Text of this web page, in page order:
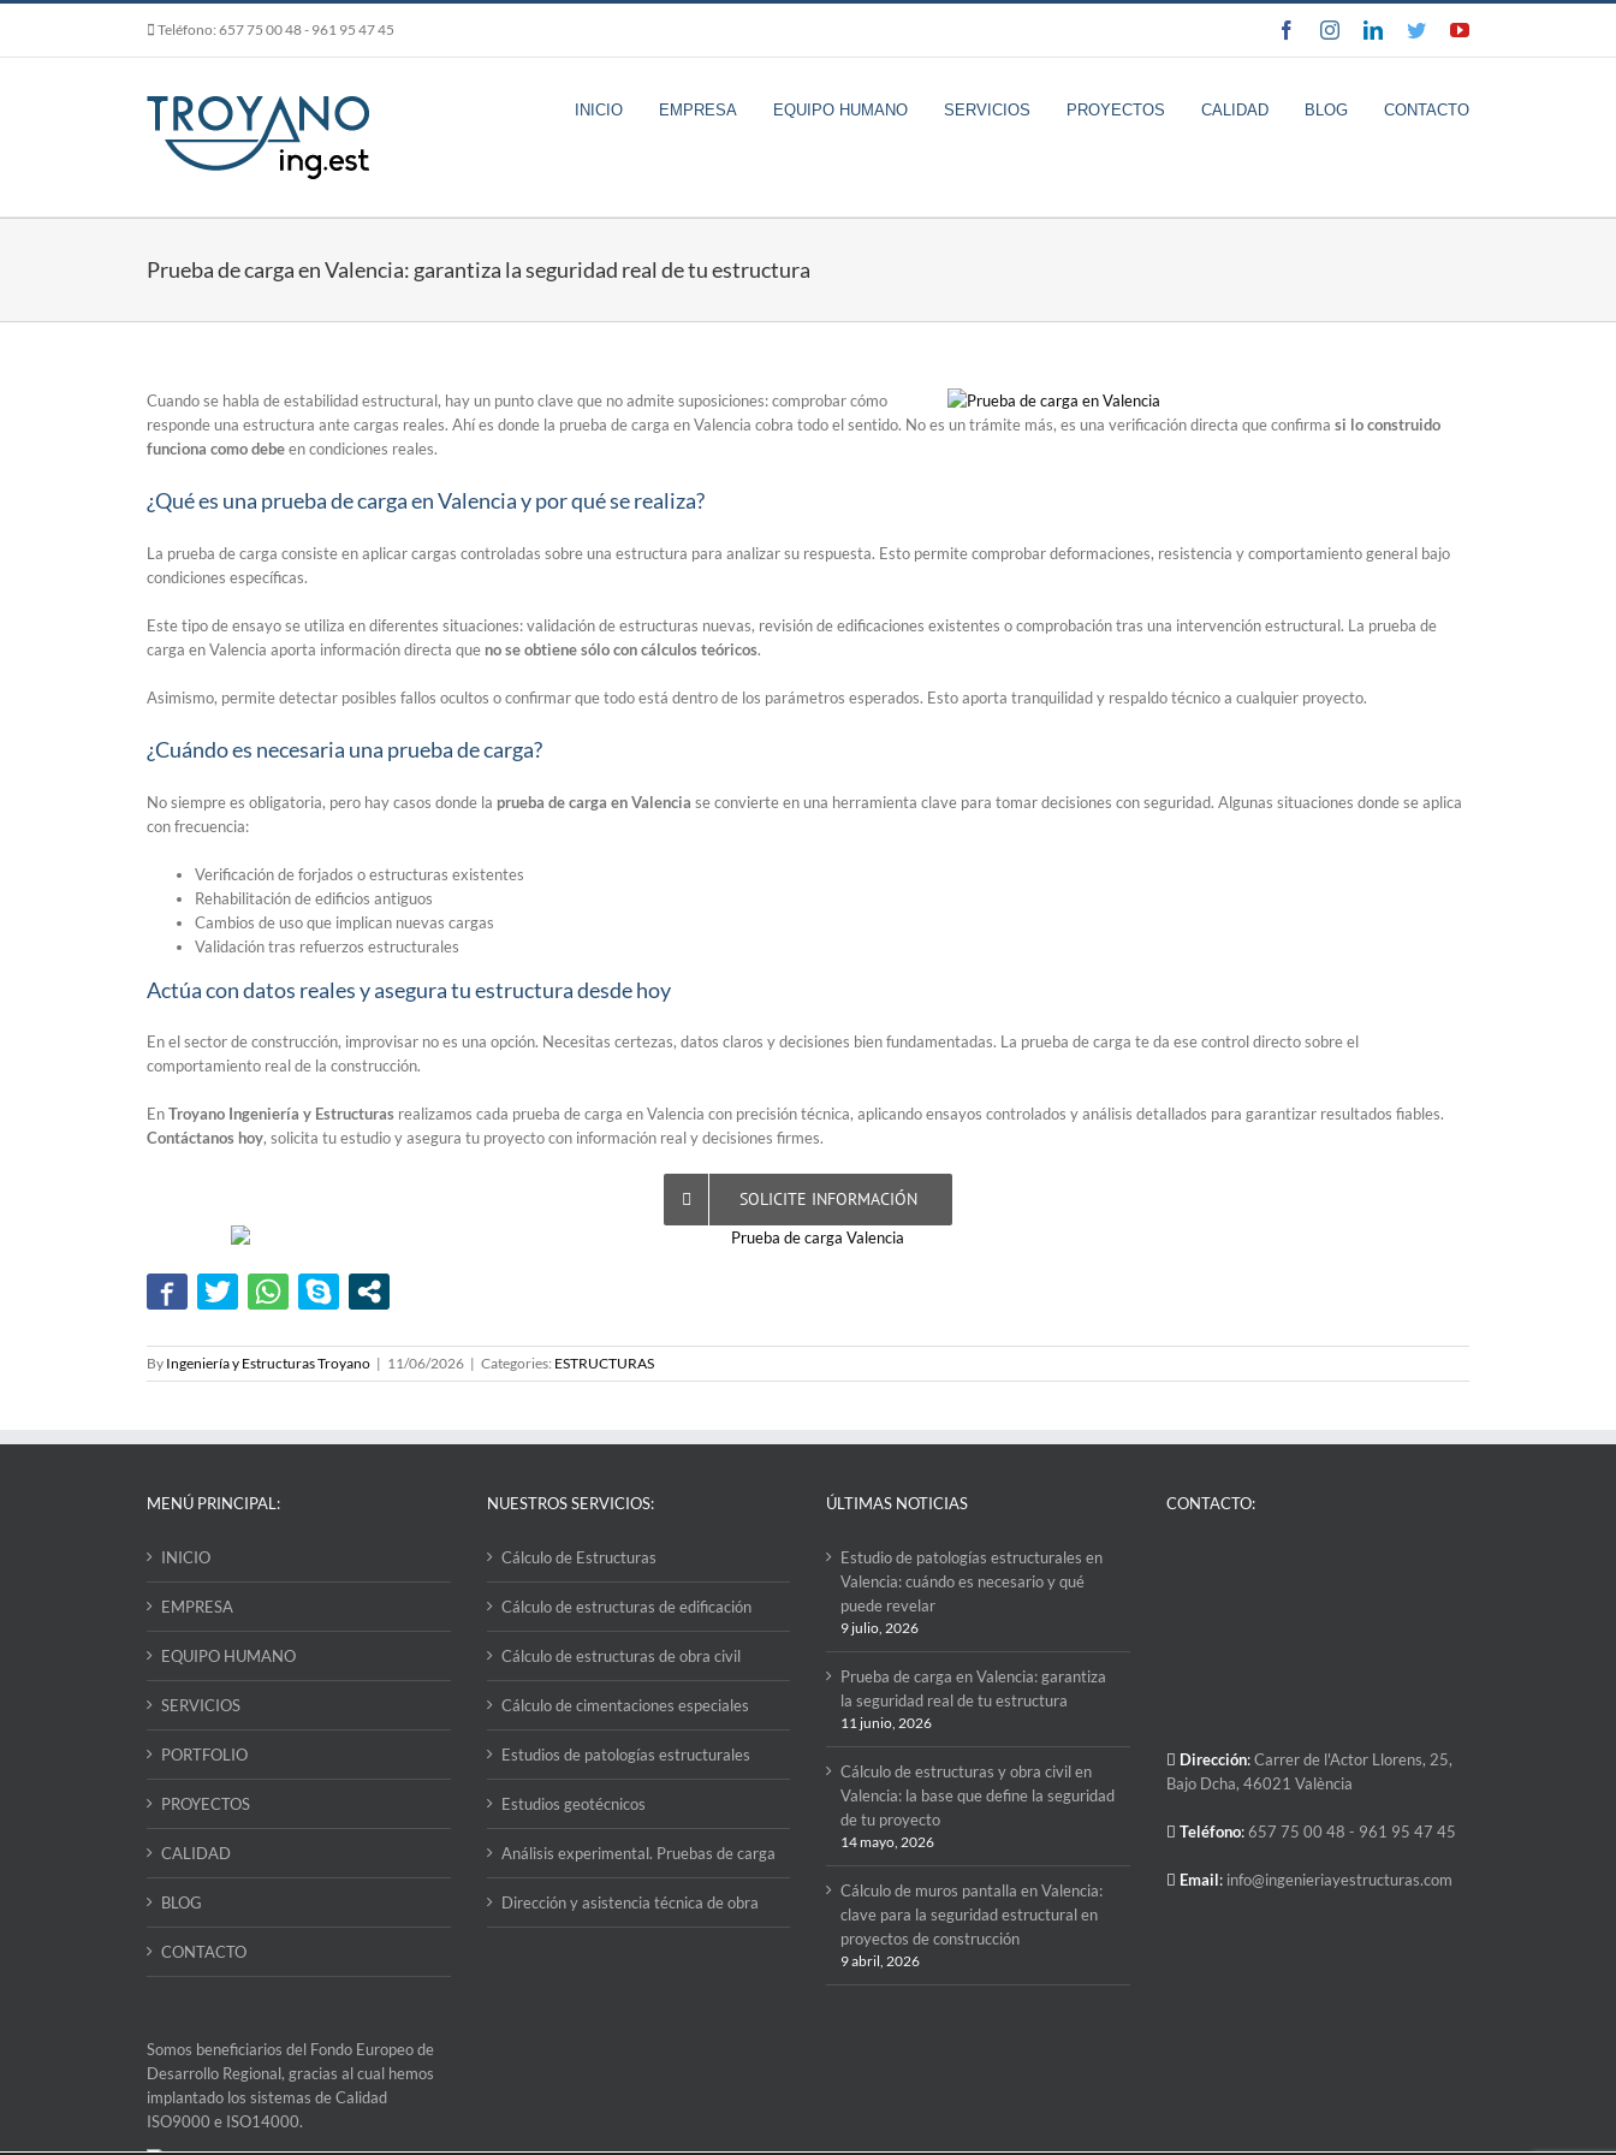
content
Teléfono: 657 75 00 48- 961 95 47 45 FacebookInstagramLinkedIn
TwitterYouTube
INICIO EMPRESA EQUIPO HUMANO SERVICIOS PROYECTOS CALIDAD BLOG CONTACTO
Prueba de carga en Valencia: garantiza la seguridad real de tu estructura
Cuando se habla de estabilidad estructural, hay un punto clave que no admite suposiciones: comprobar cómo
responde una estructura ante cargas reales. Ahí es donde la prueba de carga en Valencia cobra todo el sentido. No es un trámite más, es una verificación directa que confirma si lo construido
funciona como debeen condiciones reales.
¿Qué es una prueba de carga en Valencia y por qué se realiza?
La prueba de carga consiste en aplicar cargas controladas sobre una estructura para analizar su respuesta. Esto permite comprobar deformaciones, resistencia y comportamiento general bajo
condiciones específicas.
Este tipo de ensayo se utiliza en diferentes situaciones: validación de estructuras nuevas, revisión de edificaciones existentes o comprobación tras una intervención estructural. La prueba de
carga en Valencia aporta información directa que no se obtiene sólo con cálculos teóricos.
Asimismo, permite detectar posibles fallos ocultos o confirmar que todo está dentro de los parámetros esperados. Esto aporta tranquilidad y respaldo técnico a cualquier proyecto.
¿Cuándo es necesaria una prueba de carga?
No siempre es obligatoria, pero hay casos donde la prueba de carga en Valencia se convierte en una herramienta clave para tomar decisiones con seguridad. Algunas situaciones donde se aplica
con frecuencia:
Verificación de forjados o estructuras existentes
Rehabilitación de edificios antiguos
Cambios de uso que implican nuevas cargas
Validación tras refuerzos estructurales
Actúa con datos reales y asegura tu estructura desde hoy
En el sector de construcción, improvisar no es una opción. Necesitas certezas, datos claros y decisiones bien fundamentadas. La prueba de carga te da ese control directo sobre el
comportamiento real de la construcción.
EnTroyano Ingeniería y Estructuras realizamos cada prueba de carga en Valencia con precisión técnica, aplicando ensayos controlados y análisis detallados para garantizar resultados fiables.
Contáctanos hoy, solicita tu estudio y asegura tu proyecto con información real y decisiones firmes.
SOLICITE INFORMACIÓN
By Ingeniería y Estructuras Troyano | 11/06/2026 | Categories: ESTRUCTURAS
MENÚ PRINCIPAL:
INICIO
EMPRESA
EQUIPO HUMANO
SERVICIOS
PORTFOLIO
PROYECTOS
CALIDAD
BLOG
CONTACTO
Somos beneficiarios del Fondo Europeo de
Desarrollo Regional, gracias al cual hemos
implantado los sistemas de Calidad
ISO9000 e ISO14000.
NUESTROS SERVICIOS:
Cálculo de Estructuras
Cálculo de estructuras de edificación
Cálculo de estructuras de obra civil
Cálculo de cimentaciones especiales
Estudios de patologías estructurales
Estudios geotécnicos
Análisis experimental. Pruebas de carga
Dirección y asistencia técnica de obra
ÚLTIMAS NOTICIAS
Estudio de patologías estructurales en
Valencia: cuándo es necesario y qué
puede revelar
9 julio, 2026
Prueba de carga en Valencia: garantiza
la seguridad real de tu estructura
11 junio, 2026
Cálculo de estructuras y obra civil en
Valencia: la base que define la seguridad
de tu proyecto
14 mayo, 2026
Cálculo de muros pantalla en Valencia:
clave para la seguridad estructural en
proyectos de construcción
9 abril, 2026
CONTACTO:
Dirección:Carrer de l'Actor Llorens, 25,
Bajo Dcha, 46021 València
Teléfono:657 75 00 48 - 961 95 47 45
Email: info@ingenieriayestructuras.com